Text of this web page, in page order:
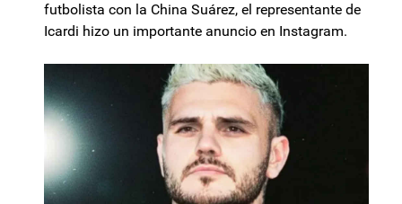
futbolista con la China Suárez, el representante de
Icardi hizo un importante anuncio en Instagram.